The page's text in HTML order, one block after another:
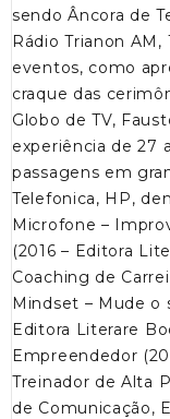
sendo Âncora de
Rádio Trianon
eventos, como
craque das
Globo de TV,
experiência de 27
passagens em
Telefonica, HP,
Microfone –
(2016 – Editora
Coaching de
Mindset – Mude o
Editora Literare
Empreendedor
Treinador de Alta
de Comunicação,